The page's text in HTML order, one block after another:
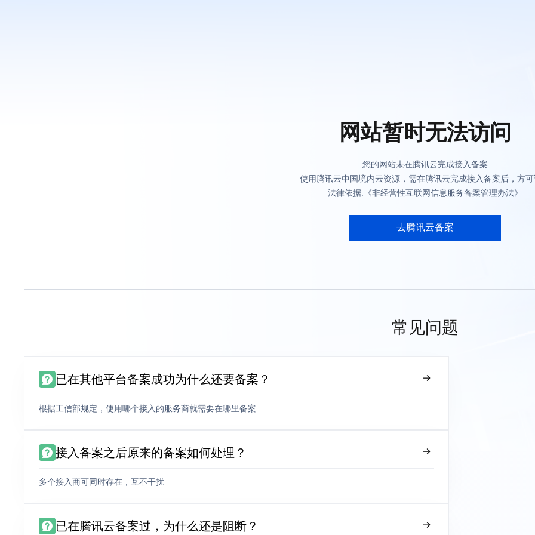
网站暂时无法访问
您的网站未在腾讯云完成接入备案
使用腾讯云中国境内云资源，需在腾讯云完成接入备案后，方
法律依据:《非经营性互联网信息服务备案管理办法》
去腾讯云备案
常见问题
已在其他平台备案成功为什么还要备案？
根据工信部规定，使用哪个接入的服务商就需要在哪里备案
接入备案之后原来的备案如何处理？
多个接入商可同时存在，互不干扰
已在腾讯云备案过，为什么还是阻断？